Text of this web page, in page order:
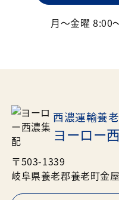
月～金曜 8:00
西濃運輸養
ヨーロー
〒503-1339
岐阜県養老郡養老町金